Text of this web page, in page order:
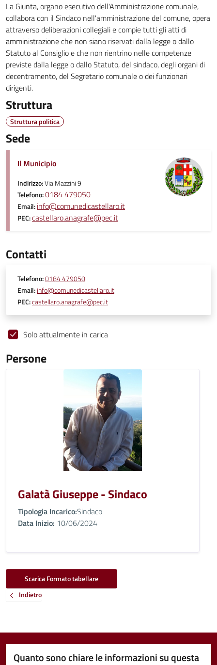
La Giunta, organo esecutivo dell'Amministrazione comunale,
collabora con il Sindaco nell'amministrazione del comune, opera
attraverso deliberazioni collegiali e compie tutti gli atti di
amministrazione che non siano riservati dalla legge o dallo
Statuto al Consiglio e che non rientrino nelle competenze
previste dalla legge o dallo Statuto, del sindaco, degli organi di
decentramento, del Segretario comunale o dei funzionari
dirigenti.
Struttura
Struttura politica
Sede
Il Municipio
Indirizzo:Via Mazzini 9
Telefono:0184 479050
Email:info@comunedicastellaro.it
PEC:castellaro.anagrafe@pec.it
Contatti
Telefono:0184 479050
Email:info@comunedicastellaro.it
PEC:castellaro.anagrafe@pec.it
Solo attualmente in carica
Persone
Galatà Giuseppe - Sindaco
Tipologia Incarico:Sindaco
Data Inizio: 10/06/2024
Scarica Formato tabellare
Indietro
Quanto sono chiare le informazioni su questa